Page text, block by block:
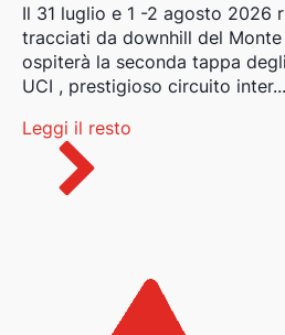
Il 31 luglio e 1 -2 agosto 2026
tracciati da downhill del
ospiterà la seconda tappa
UCI , prestigioso circuito inter...
Leggi il resto